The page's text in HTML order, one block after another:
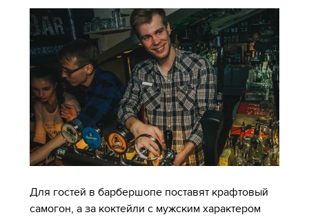
Для гостей в барбершопе поставят крафтовый
самогон, а за коктейли с мужским характером